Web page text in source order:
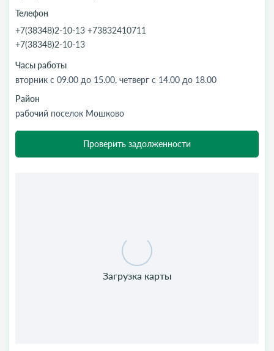
Телефон
+7(38348)2-10-13 +73832410711
+7(38348)2-10-13
Часы работы
вторник с 09.00 до 15.00, четверг с 14.00 до 18.00
Район
рабочий поселок Мошково
Проверить задолженности